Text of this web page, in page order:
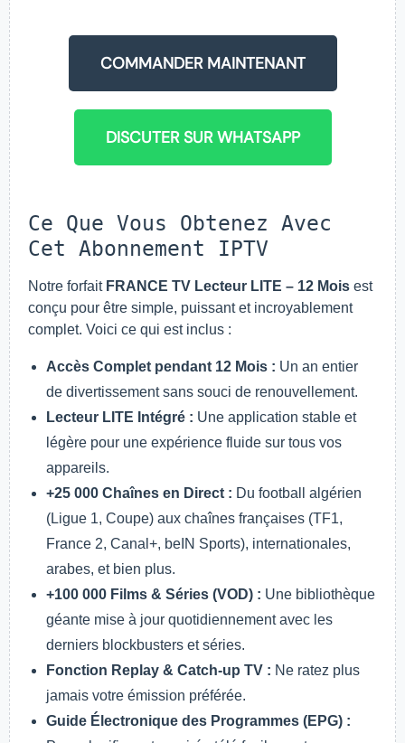
COMMANDER MAINTENANT
DISCUTER SUR WHATSAPP
Ce Que Vous Obtenez Avec
Cet Abonnement IPTV
Notre forfait FRANCE TV Lecteur LITE – 12 Mois est
conçu pour être simple, puissant et incroyablement
complet. Voici ce qui est inclus :
Accès Complet pendant 12 Mois : Un an entier
de divertissement sans souci de renouvellement.
Lecteur LITE Intégré : Une application stable et
légère pour une expérience fluide sur tous vos
appareils.
+25 000 Chaînes en Direct : Du football algérien
(Ligue 1, Coupe) aux chaînes françaises (TF1,
France 2, Canal+, beIN Sports), internationales,
arabes, et bien plus.
+100 000 Films & Séries (VOD) : Une bibliothèque
géante mise à jour quotidiennement avec les
derniers blockbusters et séries.
Fonction Replay & Catch-up TV : Ne ratez plus
jamais votre émission préférée.
Guide Électronique des Programmes (EPG) :